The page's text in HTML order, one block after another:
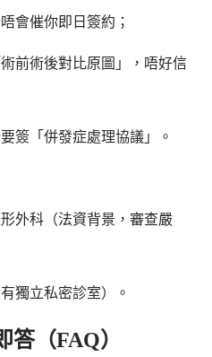
會催你即日簽約；
前術後對比原圖」，唔好信
簽「併發症處理協議」。
外科（法資背景，審查嚴
獨立私密診室）。
答（FAQ）